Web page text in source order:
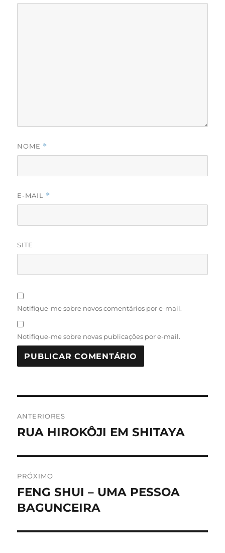
NOME *
E-MAIL *
SITE
Notifique-me sobre novos comentários por e-mail.
Notifique-me sobre novas publicações por e-mail.
de
ANTERIORES
Post
RUA HIROKÔJI EM SHITAYA
PRÓXIMO
Próximo
post:
FENG SHUI – UMA PESSOA
BAGUNCEIRA